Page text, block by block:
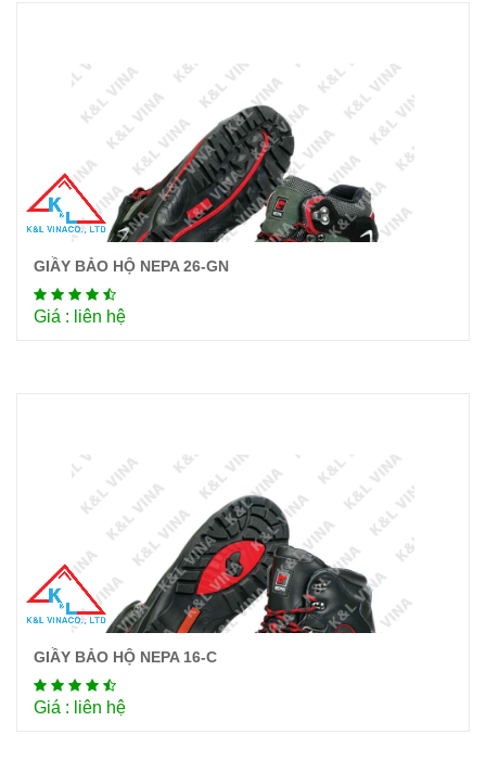
GIẦY BẢO HỘ NEPA 26-GN
Giá : liên hệ
GIẦY BẢO HỘ NEPA 16-C
Giá : liên hệ